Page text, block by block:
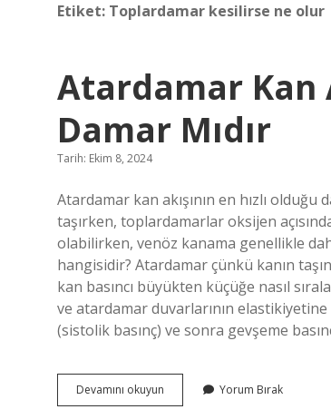
Etiket: Toplardamar kesilirse ne olur
Atardamar Kan
Damar Mıdır
Tarih: Ekim 8, 2024
Atardamar kan akışının en hızlı olduğu
taşırken, toplardamarlar oksijen
olabilirken, venöz kanama genellikle
hangisidir? Atardamar çünkü kanın
kan basıncı büyükten küçüğe nasıl
ve atardamar duvarlarının elastikiyetine
(sistolik basınç) ve sonra gevşeme
Devamını okuyun Atardamar
Kan
Yorum Bırak